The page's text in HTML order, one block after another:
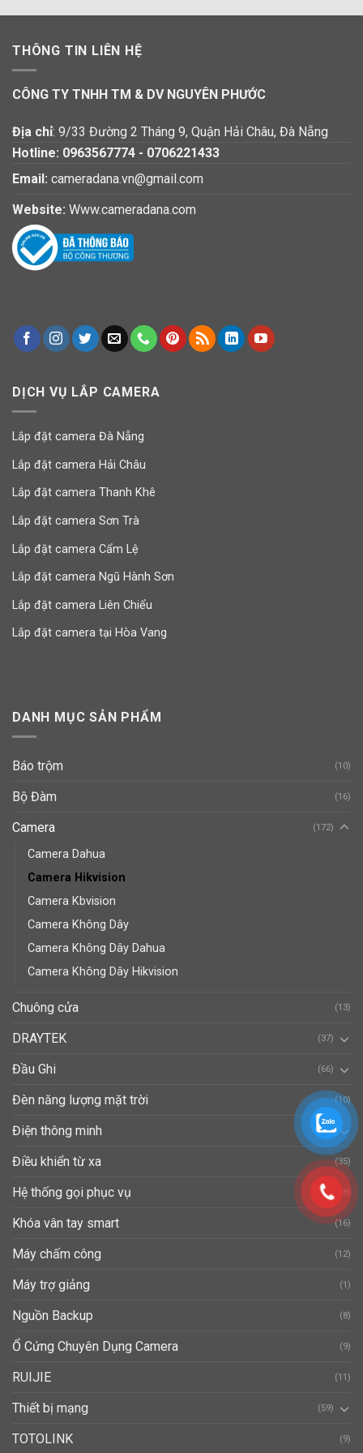
THÔNG TIN LIÊN HỆ
CÔNG TY TNHH TM & DV NGUYÊN PHƯỚC
Địa chỉ: 9/33 Đường 2 Tháng 9, Quận Hải Châu, Đà Nẵng
Hotline: 0963567774 - 0706221433
Email: cameradana.vn@gmail.com
Website: Www.cameradana.com
DỊCH VỤ LẮP CAMERA
Lắp đặt camera Đà Nẵng
Lắp đặt camera Hải Châu
Lắp đặt camera Thanh Khê
Lắp đặt camera Sơn Trà
Lắp đặt camera Cẩm Lệ
Lắp đặt camera Ngũ Hành Sơn
Lắp đặt camera Liên Chiểu
Lắp đặt camera tại Hòa Vang
DANH MỤC SẢN PHẨM
Báo trộm (10)
Bộ Đàm (16)
Camera (172)
Camera Dahua
Camera Hikvision
Camera Kbvision
Camera Không Dây
Camera Không Dây Dahua
Camera Không Dây Hikvision
Chuông cửa (13)
DRAYTEK (37)
Đầu Ghi (66)
Đèn năng lượng mặt trời (10)
Điện thông minh (40)
Điều khiển từ xa (35)
Hệ thống gọi phục vụ (8)
Khóa vân tay smart (16)
Máy chấm công (12)
Máy trợ giảng (1)
Nguồn Backup (8)
Ổ Cứng Chuyên Dụng Camera (9)
RUIJIE (11)
Thiết bị mạng (59)
TOTOLINK (9)